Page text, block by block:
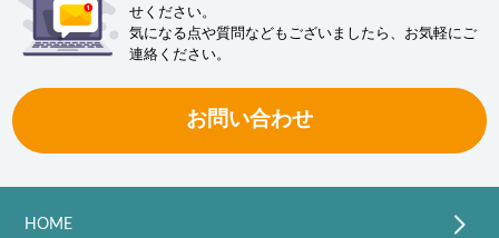
せください。
気になる点や質問などもございましたら、お気軽にご
連絡ください。
お問い合わせ
HOME